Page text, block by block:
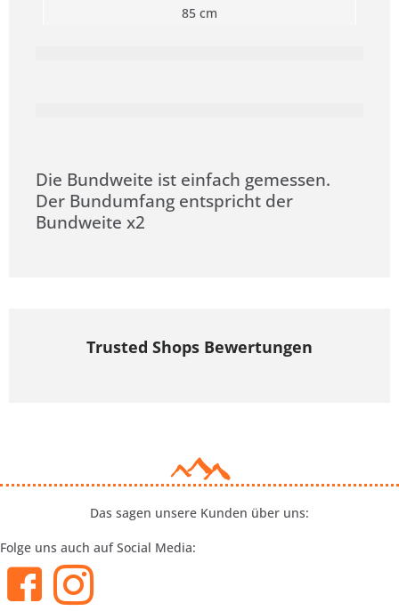
85 cm
Die Bundweite ist einfach gemessen.
Der Bundumfang entspricht der
Bundweite x2
Trusted Shops Bewertungen
Das sagen unsere Kunden über uns:
Folge uns auch auf Social Media: